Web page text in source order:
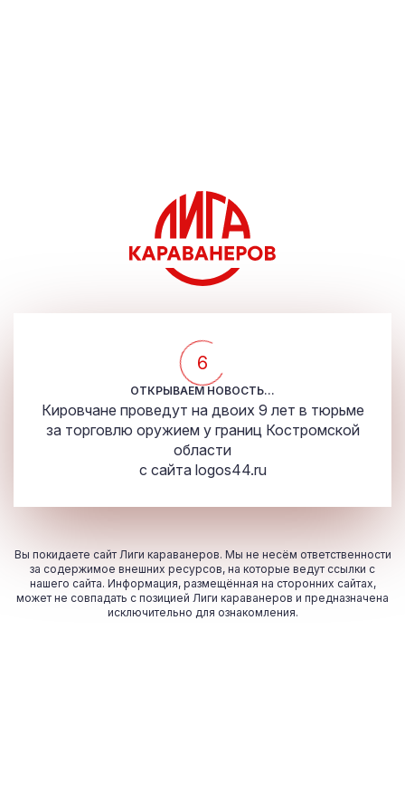
5
ОТКРЫВАЕМ НОВОСТЬ...
Кировчане проведут на двоих 9 лет в тюрьме
за торговлю оружием у границ Костромской
области
с сайта logos44.ru
Вы покидаете сайт Лиги караванеров. Мы не несём ответственности
за содержимое внешних ресурсов, на которые ведут ссылки с
нашего сайта. Информация, размещённая на сторонних сайтах,
может не совпадать с позицией Лиги караванеров и предназначена
исключительно для ознакомления.